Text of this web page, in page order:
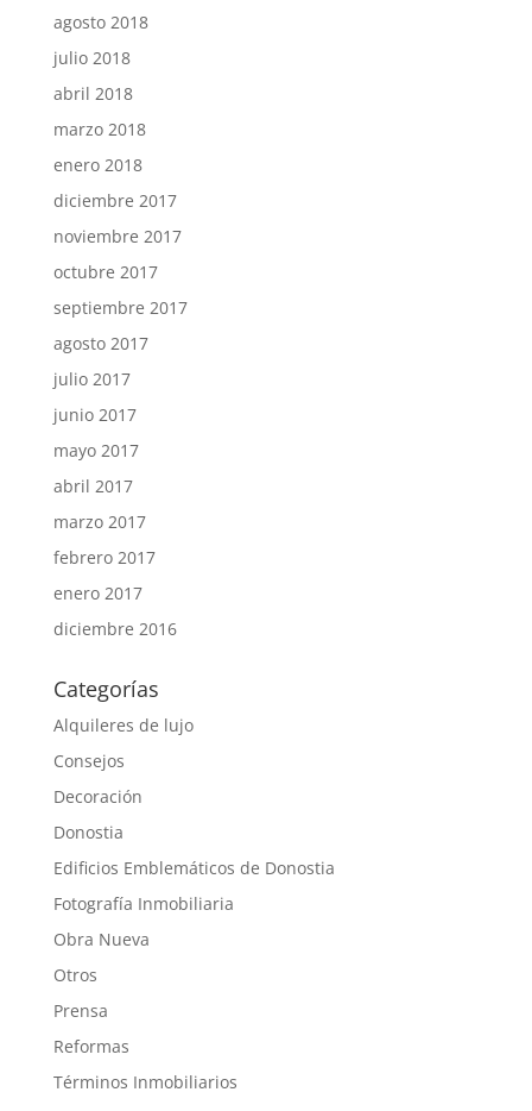
agosto 2018
julio 2018
abril 2018
marzo 2018
enero 2018
diciembre 2017
noviembre 2017
octubre 2017
septiembre 2017
agosto 2017
julio 2017
junio 2017
mayo 2017
abril 2017
marzo 2017
febrero 2017
enero 2017
diciembre 2016
Categorías
Alquileres de lujo
Consejos
Decoración
Donostia
Edificios Emblemáticos de Donostia
Fotografía Inmobiliaria
Obra Nueva
Otros
Prensa
Reformas
Términos Inmobiliarios